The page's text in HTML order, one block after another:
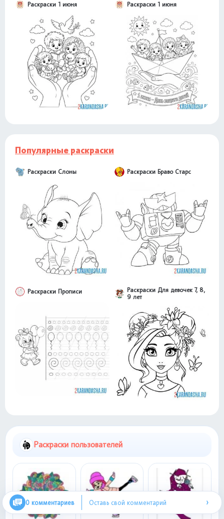
Раскраски 1 июня Раскраски 1 июня
Популярные раскраски
Раскраски Слоны Раскраски Браво Старс
Раскраски Прописи
Раскраски Для девочек 7, 8,
9 лет
Раскраски пользователей
0 комментариев Оставь свой комментарий ›